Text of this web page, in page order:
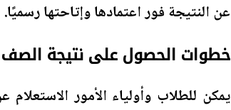
عن النتيجة فور اعتمادها وإتاحتها رسميًا.
خطوات الحصول على نتيجة الصف
يمكن للطلاب وأولياء الأمور